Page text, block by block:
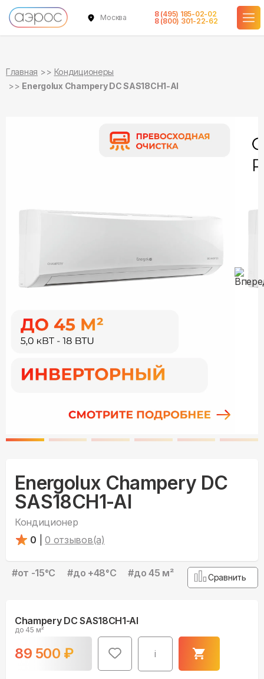
Москва
8 (495) 185-02-02
8 (800) 301-22-62
Главная
Кондиционеры
Energolux Champery DC SAS18CH1-AI
Energolux Champery DC
SAS18CH1-AI
Кондиционер
0
0 отзывов(а)
#от -15°С #до +48°С #до 45 м² Сравнить
Champery DC SAS18CH1-AI
до 45 м²
89 500 ₽ i
в наличии
в наличии